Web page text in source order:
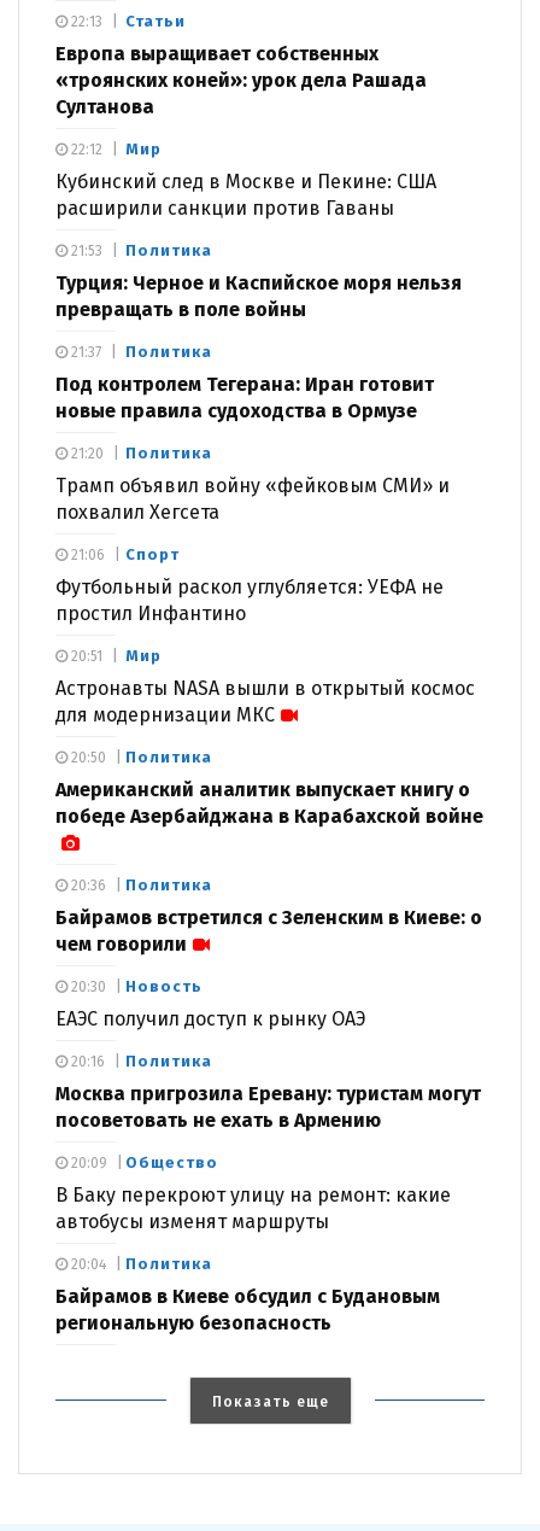
Статьи
Европа выращивает собственных
«троянских коней»: урок дела Рашада
Султанова
22:13
Мир
Кубинский след в Москве и Пекине: США
расширили санкции против Гаваны
22:12
Политика
Турция: Черное и Каспийское моря нельзя
превращать в поле войны
21:53
Политика
Под контролем Тегерана: Иран готовит
новые правила судоходства в Ормузе
21:37
Политика
Трамп объявил войну «фейковым СМИ» и
похвалил Хегсета
21:20
Спорт
Футбольный раскол углубляется: УЕФА не
простил Инфантино
21:06
Мир
Астронавты NASA вышли в открытый космос
для модернизации МКС
20:51
Политика
Американский аналитик выпускает книгу о
победе Азербайджана в Карабахской войне
20:50
Политика
Байрамов встретился с Зеленским в Киеве: о
чем говорили
20:36
Новость
ЕАЭС получил доступ к рынку ОАЭ
20:30
Политика
Москва пригрозила Еревану: туристам могут
посоветовать не ехать в Армению
20:16
Общество
В Баку перекроют улицу на ремонт: какие
автобусы изменят маршруты
20:09
Политика
Байрамов в Киеве обсудил с Будановым
региональную безопасность
20:04
Показать еще